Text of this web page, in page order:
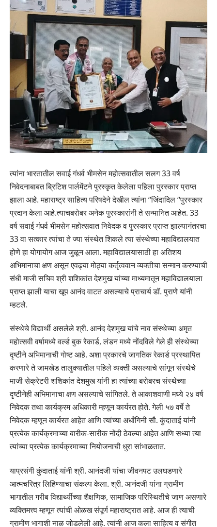
त्यांना भारतातील सवाई गंधर्व भीमसेन महोत्सवातील सलग 33 वर्ष
निवेदनाबाबत ब्रिटिश पार्लमेंटने पुरस्कृत केलेला पहिला पुरस्कार प्राप्त
झाला आहे. महाराष्ट्र साहित्य परिषदेने देखील त्यांना “जिंदादिल “पुरस्कार
प्रदान केला आहे.त्याचबरोबर अनेक पुरस्कारांनी ते सन्मानित आहेत. 33
वर्ष सवाई गंधर्व भीमसेन महोत्सवात निवेदक व पुरस्कार प्राप्त झाल्यानंतरचा
33 वा सत्कार त्यांचा ते ज्या संस्थेत शिकले त्या संस्थेच्या महाविद्यालयात
होणे हा योगायोग आज जुळून आला. महाविद्यालयासाठी हा अतिशय
अभिमानाचा क्षण असून एवढ्या मोठ्या कर्तृत्ववान व्यक्तीचा सन्मान करण्याची
संधी माजी सचिव श्री शशिकांत देशमुख यांच्या माध्यमातून महाविद्यालयाला
प्राप्त झाली याचा खूप आनंद वाटत असल्याचे प्राचार्य डॉ. पुराणे यांनी
म्हटले.
संस्थेचे विद्यार्थी असलेले श्री. आनंद देशमुख यांचे नाव संस्थेच्या अमृत
महोत्सवी वर्षामध्ये वर्ल्ड बुक रेकार्ड, लंडन मध्ये नोंदविले गेले ही संस्थेच्या
दृष्टीने अभिमानाची गोष्ट आहे. अशा प्रकारचे जागतिक रेकार्ड प्रस्थापित
करणारे ते जामखेड तालुक्यातील पहिले व्यक्ती असल्याचे सांगून संस्थेचे
माजी सेक्रेटरी शशिकांत देशमुख यांनी हा त्यांच्या बरोबरच संस्थेच्या
दृष्टीनेही अभिमानाचा क्षण असल्याचे सांगितले. ते आकाशवाणी मध्ये २४ वर्ष
निवेदक तथा कार्यक्रम अधिकारी म्हणून कार्यरत होते. गेली ५७ वर्षे ते
निवेदक म्हणून कार्यरत आहेत आणि त्यांच्या अर्धांगिनी सौ. कुंदाताई यांनी
प्रत्येक कार्यक्रमाच्या बारीक-सारीक नोंदी ठेवल्या आहेत आणि सध्या त्या
त्यांच्या प्रत्येक कार्यक्रमाच्या नियोजनाची धुरा सांभाळतात.
याप्रसंगी कुंदाताई यांनी श्री. आनंदजी यांचा जीवनपट उलघडणारे
आत्मचरित्र लिहिण्याचा संकल्प केला. श्री. आनंदजी यांना ग्रामीण
भागातील गरीब विद्यार्थ्यीच्या शैक्षणिक, सामाजिक परिस्थितीचे जाण असणारे
व्यक्तिमत्त्व म्हणून त्यांची ओळख संपूर्ण महाराष्ट्रात आहे. आज ही त्याची
ग्रामीण भागाशी नाळ जोडलेली आहे. त्यांनी आज कला साहित्य व संगीत